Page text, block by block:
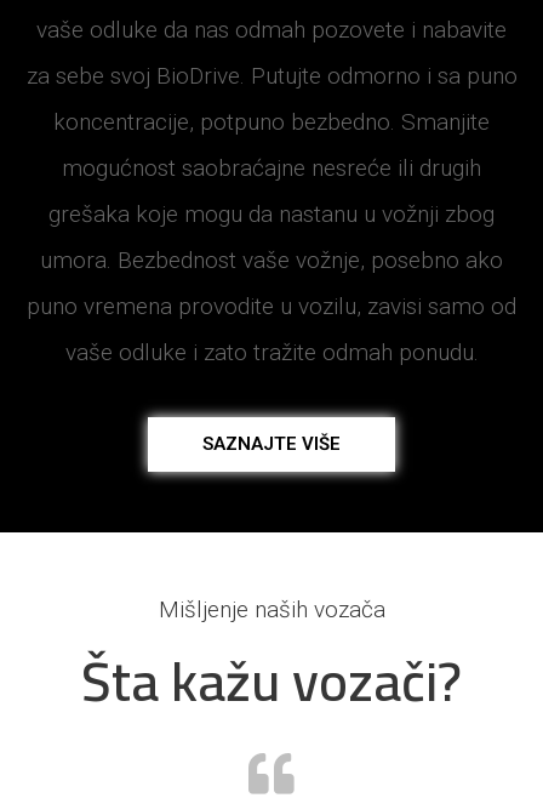
vaše odluke da nas odmah pozovete i nabavite
za sebe svoj BioDrive. Putujte odmorno i sa puno
koncentracije, potpuno bezbedno. Smanjite
mogućnost saobraćajne nesreće ili drugih
grešaka koje mogu da nastanu u vožnji zbog
umora. Bezbednost vaše vožnje, posebno ako
puno vremena provodite u vozilu, zavisi samo od
vaše odluke i zato tražite odmah ponudu.
SAZNAJTE VIŠE
Mišljenje naših vozača
Šta kažu vozači?